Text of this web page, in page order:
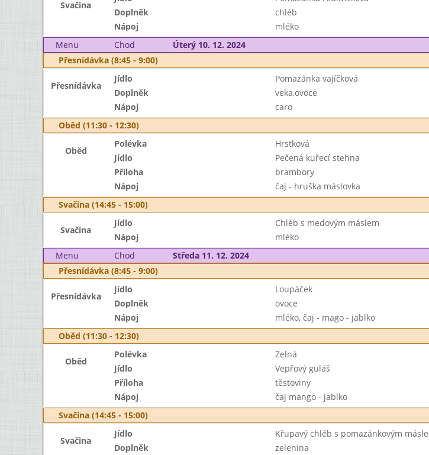
Svačina
Doplněk
chléb
Nápoj
mléko
Menu
Chod Úterý 10. 12. 2024
Přesnídávka (8:45 - 9:00)
Přesnídávka
Jídlo Pomazánka vajíčková
Doplněk
veka,ovoce
Nápoj
caro
Oběd (11:30 - 12:30)
Oběd
Polévka Hrstková
Jídlo
Pečená kuřecí stehna
Příloha
brambory
Nápoj
čaj - hruška máslovka
Svačina (14:45 - 15:00)
Svačina
Jídlo
Chléb s medovým máslem
Nápoj
mléko
Menu
Chod Středa 11. 12. 2024
Přesnídávka (8:45 - 9:00)
Přesnídávka
Jídlo Loupáček
Doplněk
ovoce
Nápoj
mléko, čaj - mago - jablko
Oběd (11:30 - 12:30)
Oběd
Polévka
Zelná
Jídlo
Vepřový guláš
Příloha
těstoviny
Nápoj
čaj mango - jablko
Svačina (14:45 - 15:00)
Svačina
Jídlo Křupavý chléb s pomazánkovým
Doplněk
zelenina